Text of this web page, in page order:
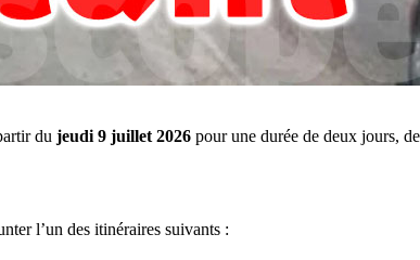
du jeudi 9 juillet 2026 pour une durée de deux jours, de
l’un des itinéraires suivants :